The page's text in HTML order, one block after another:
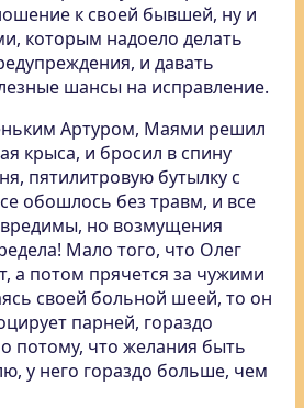
к своей бывшей, ну и
которым надоело делать
и давать
шансы на исправление.
Артуром, Маями решил
крыса, и бросил в спину
пятилитровую бутылку с
обошлось без травм, и все
но возмущения
Мало того, что Олег
а потом прячется за чужими
своей больной шеей, то он
парней, гораздо
потому, что желания быть
у него гораздо больше, чем